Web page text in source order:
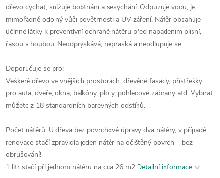
dřevo dýchat, snižuje bobtnání a sesýchání. Odpuzuje vodu, je
mimořádně odolný vůči povětrnosti a UV záření. Nátěr obsahuje
účinné látky k preventivní ochraně nátěru před napadením plísní,
řasou a houbou. Neodprýskává, nepraská a neodlupuje se.
Doporučuje se pro:
Veškeré dřevo ve vnějších prostorách: dřevěné fasády, přístřešky
pro auta, dveře, okna, balkóny, ploty, pohledové zábrany atd. Vybírat
můžete z 18 standardních barevných odstínů.
Počet nátěrů: U dřeva bez povrchové úpravy dva nátěry, v případě
renovace stačí zpravidla jeden nátěr na očištěný povrch – bez
obrušování!
1 litr stačí při jednom nátěru na cca 26 m2 Detailní informace